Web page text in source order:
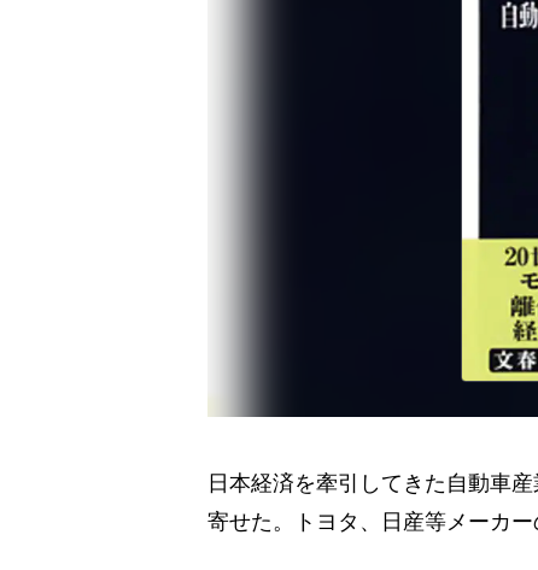
日本経済を牽引してきた自動車
寄せた。トヨタ、日産等メーカ